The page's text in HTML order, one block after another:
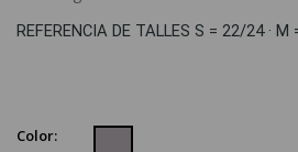
REFERENCIA DE TALLES S = 22/24 ·
Color: